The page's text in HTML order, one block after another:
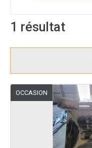
1 résultat
OCCASION